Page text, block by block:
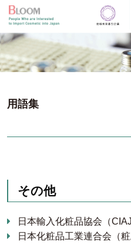
用語集
その他
日本輸入化粧品協会（CIAJ
日本化粧品工業連合会（粧